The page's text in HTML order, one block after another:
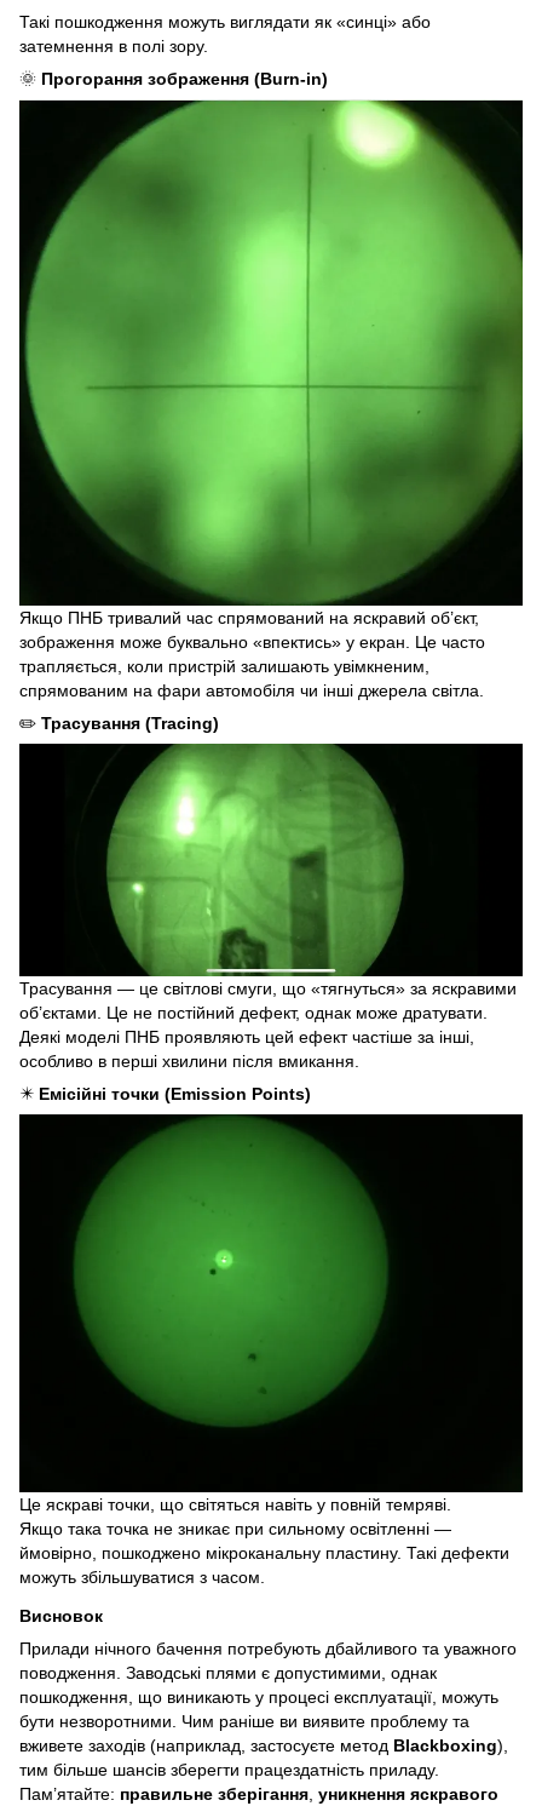
Такі пошкодження можуть виглядати як «синці» або
затемнення в полі зору.
🌞 Прогорання зображення (Burn-in)
Якщо ПНБ тривалий час спрямований на яскравий об’єкт,
зображення може буквально «впектись» у екран. Це часто
трапляється, коли пристрій залишають увімкненим,
спрямованим на фари автомобіля чи інші джерела світла.
✏️ Трасування (Tracing)
Трасування — це світлові смуги, що «тягнуться» за яскравими
об’єктами. Це не постійний дефект, однак може дратувати.
Деякі моделі ПНБ проявляють цей ефект частіше за інші,
особливо в перші хвилини після вмикання.
✴️ Емісійні точки (Emission Points)
Це яскраві точки, що світяться навіть у повній темряві.
Якщо така точка не зникає при сильному освітленні —
ймовірно, пошкоджено мікроканальну пластину. Такі дефекти
можуть збільшуватися з часом.
Висновок
Прилади нічного бачення потребують дбайливого та уважного
поводження. Заводські плями є допустимими, однак
пошкодження, що виникають у процесі експлуатації, можуть
бути незворотними. Чим раніше ви виявите проблему та
вживете заходів (наприклад, застосуєте метод Blackboxing),
тим більше шансів зберегти працездатність приладу.
Пам’ятайте: правильне зберігання уникнення яскравого